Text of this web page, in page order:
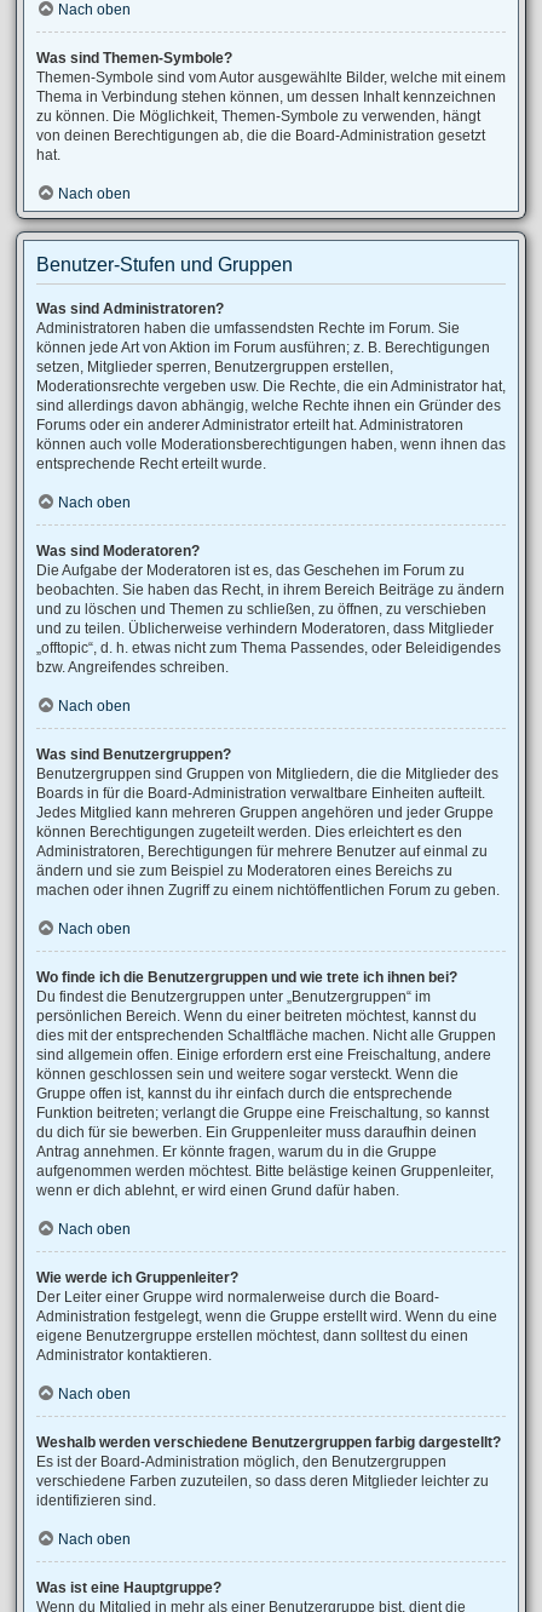
Nach oben
Was sind Themen-Symbole?
Themen-Symbole sind vom Autor ausgewählte Bilder, welche mit einem
Thema in Verbindung stehen können, um dessen Inhalt kennzeichnen
zu können. Die Möglichkeit, Themen-Symbole zu verwenden, hängt
von deinen Berechtigungen ab, die die Board-Administration gesetzt
hat.
Nach oben
Benutzer-Stufen und Gruppen
Was sind Administratoren?
Administratoren haben die umfassendsten Rechte im Forum. Sie
können jede Art von Aktion im Forum ausführen; z. B. Berechtigungen
setzen, Mitglieder sperren, Benutzergruppen erstellen,
Moderationsrechte vergeben usw. Die Rechte, die ein Administrator hat,
sind allerdings davon abhängig, welche Rechte ihnen ein Gründer des
Forums oder ein anderer Administrator erteilt hat. Administratoren
können auch volle Moderationsberechtigungen haben, wenn ihnen das
entsprechende Recht erteilt wurde.
Nach oben
Was sind Moderatoren?
Die Aufgabe der Moderatoren ist es, das Geschehen im Forum zu
beobachten. Sie haben das Recht, in ihrem Bereich Beiträge zu ändern
und zu löschen und Themen zu schließen, zu öffnen, zu verschieben
und zu teilen. Üblicherweise verhindern Moderatoren, dass Mitglieder
„offtopic“, d. h. etwas nicht zum Thema Passendes, oder Beleidigendes
bzw. Angreifendes schreiben.
Nach oben
Was sind Benutzergruppen?
Benutzergruppen sind Gruppen von Mitgliedern, die die Mitglieder des
Boards in für die Board-Administration verwaltbare Einheiten aufteilt.
Jedes Mitglied kann mehreren Gruppen angehören und jeder Gruppe
können Berechtigungen zugeteilt werden. Dies erleichtert es den
Administratoren, Berechtigungen für mehrere Benutzer auf einmal zu
ändern und sie zum Beispiel zu Moderatoren eines Bereichs zu
machen oder ihnen Zugriff zu einem nichtöffentlichen Forum zu geben.
Nach oben
Wo finde ich die Benutzergruppen und wie trete ich ihnen bei?
Du findest die Benutzergruppen unter „Benutzergruppen“ im
persönlichen Bereich. Wenn du einer beitreten möchtest, kannst du
dies mit der entsprechenden Schaltfläche machen. Nicht alle Gruppen
sind allgemein offen. Einige erfordern erst eine Freischaltung, andere
können geschlossen sein und weitere sogar versteckt. Wenn die
Gruppe offen ist, kannst du ihr einfach durch die entsprechende
Funktion beitreten; verlangt die Gruppe eine Freischaltung, so kannst
du dich für sie bewerben. Ein Gruppenleiter muss daraufhin deinen
Antrag annehmen. Er könnte fragen, warum du in die Gruppe
aufgenommen werden möchtest. Bitte belästige keinen Gruppenleiter,
wenn er dich ablehnt, er wird einen Grund dafür haben.
Nach oben
Wie werde ich Gruppenleiter?
Der Leiter einer Gruppe wird normalerweise durch die Board-
Administration festgelegt, wenn die Gruppe erstellt wird. Wenn du eine
eigene Benutzergruppe erstellen möchtest, dann solltest du einen
Administrator kontaktieren.
Nach oben
Weshalb werden verschiedene Benutzergruppen farbig dargestellt?
Es ist der Board-Administration möglich, den Benutzergruppen
verschiedene Farben zuzuteilen, so dass deren Mitglieder leichter zu
identifizieren sind.
Nach oben
Was ist eine Hauptgruppe?
Wenn du Mitglied in mehr als einer Benutzergruppe bist, dient die